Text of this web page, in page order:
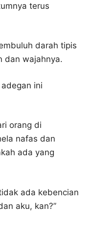
terus
darah tipis
dan wajahnya.
ini
orang di
nafas dan
ada yang
ada kebencian
aku, kan?”